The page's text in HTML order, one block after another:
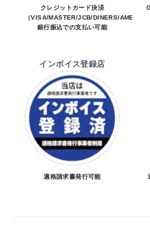
※商品は予告無く生産
場合があります。
でお受けしておりません
納期を知りたい場合は
続きをお願い致します。
決済について
・ご注文後にメーカー
車に合うことを確認し
クレジットカード決済
（VISA/MASTER/JCB/DINERS/AMEX）、
銀行振込での支払い可能
インボイス登録店
適格請求書発行可能